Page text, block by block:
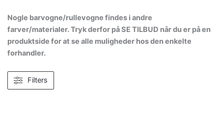
Nogle barvogne/rullevogne findes i andre
farver/materialer. Tryk derfor på SE TILBUD når du er på en
produktside for at se alle muligheder hos den enkelte
forhandler.
Filters